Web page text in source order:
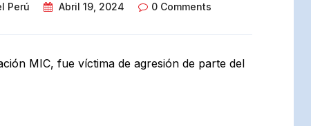
Perú Abril 19, 2024 0 Comments
MIC, fue víctima de agresión de parte del